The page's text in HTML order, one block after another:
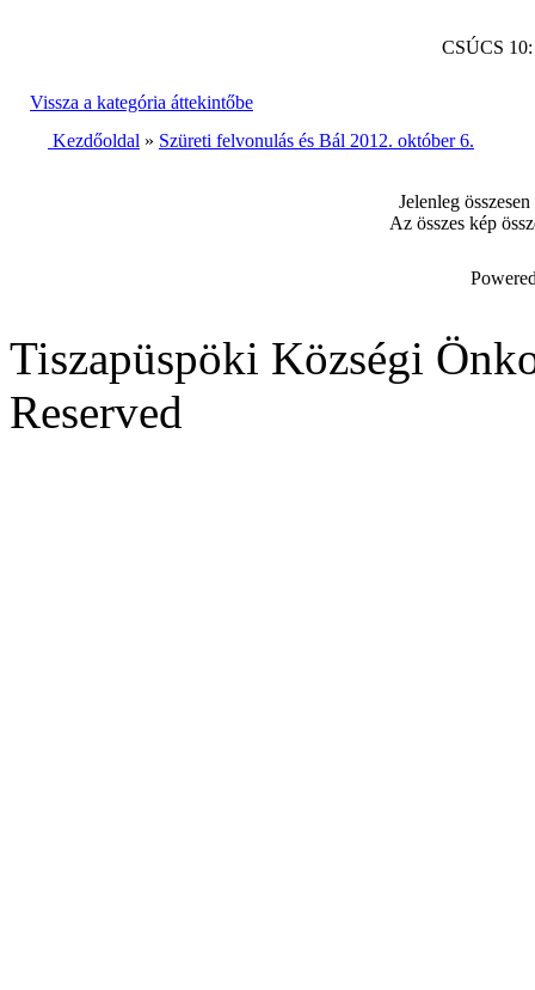
CSÚCS
Vissza a kategória áttekintőbe
Kezdőoldal » Szüreti felvonulás és Bál 2012. október 6.
Jelenleg
Az összes kép
Tiszapüspöki Községi
Reserved